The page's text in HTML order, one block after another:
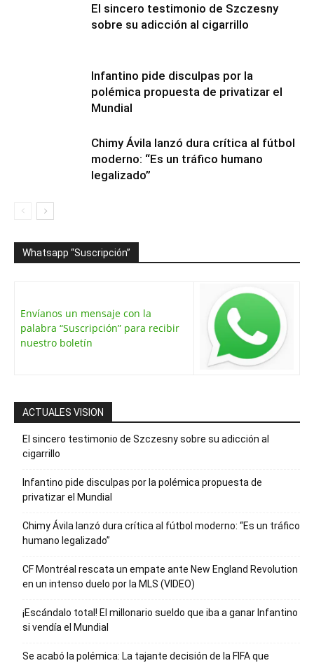
El sincero testimonio de Szczesny
sobre su adicción al cigarrillo
Infantino pide disculpas por la
polémica propuesta de privatizar el
Mundial
Chimy Ávila lanzó dura crítica al fútbol
moderno: “Es un tráfico humano
legalizado”
Whatsapp “Suscripción”
Envíanos un mensaje con la
palabra “Suscripción” para recibir
nuestro boletín
ACTUALES VISION
El sincero testimonio de Szczesny sobre su adicción al
cigarrillo
Infantino pide disculpas por la polémica propuesta de
privatizar el Mundial
Chimy Ávila lanzó dura crítica al fútbol moderno: “Es un tráfico
humano legalizado”
CF Montréal rescata un empate ante New England Revolution
en un intenso duelo por la MLS (VIDEO)
¡Escándalo total! El millonario sueldo que iba a ganar Infantino
si vendía el Mundial
Se acabó la polémica: La tajante decisión de la FIFA que